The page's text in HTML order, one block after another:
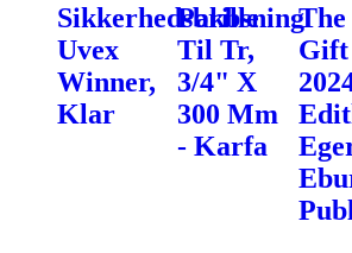
Sikkerhedsbrille
Uvex
Winner,
Klar
Pakbsning
Til Tr,
3/4" X
300 Mm
- Karfa
The
Gift